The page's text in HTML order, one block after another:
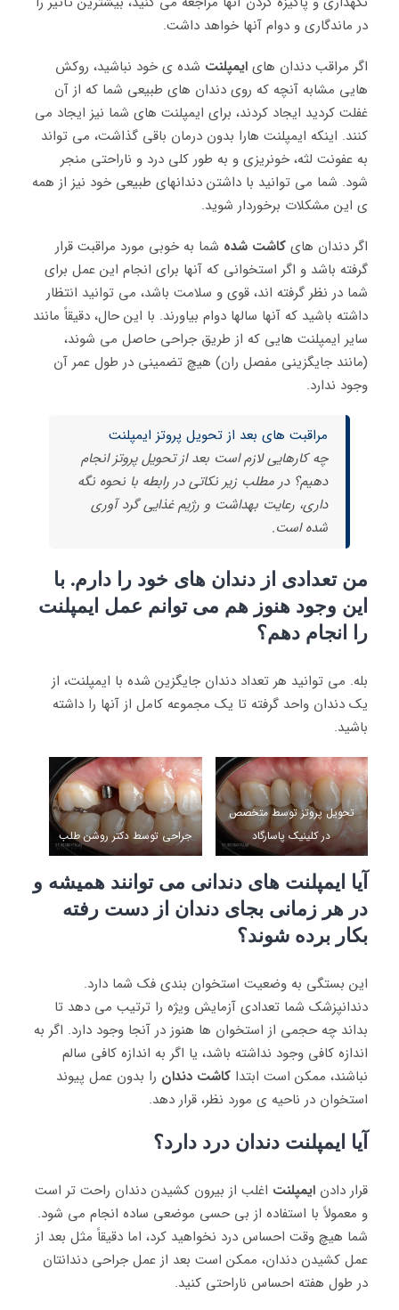
در ماندگاری و دوام آنها خواهد داشت.
اگر مراقب دندان های ایمپلنت شده ی خود نباشید، روکش
هایی مشابه آنچه که روی دندان های طبیعی شما که از آن
غفلت کردید ایجاد کردند، برای ایمپلنت های شما نیز ایجاد می
کنند. اینکه ایمپلنت هارا بدون درمان باقی گذاشت، می تواند
به عفونت لثه، خونریزی و به طور کلی درد و ناراحتی منجر
شود. شما می توانید با داشتن دندانهای طبیعی خود نیز از همه
ی این مشکلات برخوردار شوید.
اگر دندان های کاشت شده شما به خوبی مورد مراقبت قرار
گرفته باشد و اگر استخوانی که آنها برای انجام این عمل برای
شما در نظر گرفته اند، قوی و سلامت باشد، می توانید انتظار
داشته باشید که آنها سالها دوام بیاورند. با این حال، دقیقاً مانند
سایر ایمپلنت هایی که از طریق جراحی حاصل می شوند،
(مانند جایگزینی مفصل ران) هیچ تضمینی در طول عمر آن
وجود ندارد.
مراقبت های بعد از تحویل پروتز ایمپلنت
چه کارهایی لازم است بعد از تحویل پروتز انجام
دهیم؟ در مطلب زیر نکاتی در رابطه با نحوه نگه
داری، رعایت بهداشت و رژیم غذایی گرد آوری
شده است.
من تعدادی از دندان های خود را دارم. با
این وجود هنوز هم می توانم عمل ایمپلنت
را انجام دهم؟
بله. می توانید هر تعداد دندان جایگزین شده با ایمپلنت، از
یک دندان واحد گرفته تا یک مجموعه کامل از آنها را داشته
باشید.
تحویل پروتز توسط متخصص
در کلینیک پاسارگاد
جراحی توسط دکتر روشن طلب
آیا ایمپلنت های دندانی می توانند همیشه و
در هر زمانی بجای دندان از دست رفته
بکار برده شوند؟
این بستگی به وضعیت استخوان بندی فک شما دارد.
دندانپزشک شما تعدادی آزمایش ویژه را ترتیب می دهد تا
بداند چه حجمی از استخوان ها هنوز در آنجا وجود دارد. اگر به
اندازه کافی وجود نداشته باشد، یا اگر به اندازه کافی سالم
نباشند، ممکن است ابتدا کاشت دندان را بدون عمل پیوند
استخوان در ناحیه ی مورد نظر، قرار دهد.
آیا ایمپلنت دندان درد دارد؟
قرار دادن ایمپلنت اغلب از بیرون کشیدن دندان راحت تر است
و معمولاً با استفاده از بی حسی موضعی ساده انجام می شود.
شما هیچ وقت احساس درد نخواهید کرد، اما دقیقاً مثل بعد از
عمل کشیدن دندان، ممکن است بعد از عمل جراحی دندانتان
در طول هفته احساس ناراحتی کنید.